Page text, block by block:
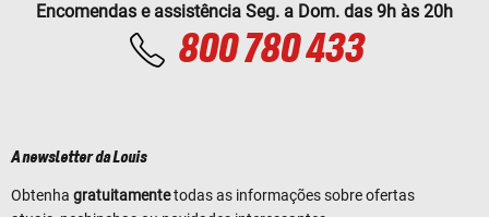
Encomendas e assistência Seg. a Dom. das 9h às 20h
800 780 433
A newsletter da Louis
Obtenha gratuitamentetodas as informações sobre ofertas